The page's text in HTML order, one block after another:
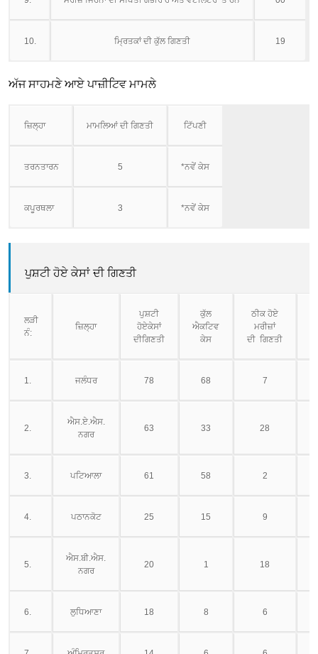
10. ਮ੍ਰਿਤਕਾਂ ਦੀ ਕੁੱਲ ਗਿਣਤੀ 19
ਅੱਜ ਸਾਹਮਣੇ ਆਏ ਪਾਜ਼ੀਟਿਵ ਮਾਮਲੇ
ਜ਼ਿਲ੍ਹਾ ਮਾਮਲਿਆਂ ਦੀ ਗਿਣਤੀ ਟਿੱਪਣੀ
ਤਰਨਤਾਰਨ 5 *ਨਵੇਂ ਕੇਸ
ਕਪੂਰਥਲਾ 3 *ਨਵੇਂ ਕੇਸ
ਪੁਸ਼ਟੀ ਹੋਏ ਕੇਸਾਂ ਦੀ ਗਿਣਤੀ
ਲੜੀ
ਨੰ:
ਜ਼ਿਲ੍ਹਾ
ਪੁਸ਼ਟੀ
ਹੋਏਕੇਸਾਂ
ਦੀਗਿਣਤੀ
ਕੁੱਲ
ਐਕਟਿਵ
ਕੇਸ
ਠੀਕ ਹੋਏ
ਮਰੀਜ਼ਾਂ
ਦੀ ਗਿਣਤੀ
1. ਜਲੰਧਰ 78 68 7
2.
ਐਸ.ਏ.ਐਸ.
ਨਗਰ
63 33 28
3. ਪਟਿਆਲਾ 61 58 2
4. ਪਠਾਨਕੋਟ 25 15 9
5.
ਐਸ.ਬੀ.ਐਸ.
ਨਗਰ
20 1 18
6. ਲੁਧਿਆਣਾ 18 8 6